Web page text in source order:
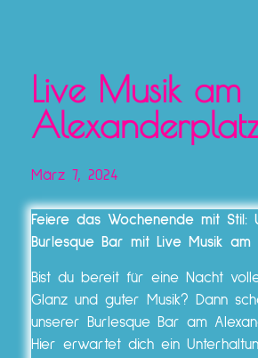
Live Musik am
März 7, 2024
Feiere das Wochenende mit Stil:
Burlesque Bar mit Live Musik am
Bist du bereit für eine Nacht
Glanz und guter Musik? Dann
unserer Burlesque Bar am
Hier erwartet dich ein